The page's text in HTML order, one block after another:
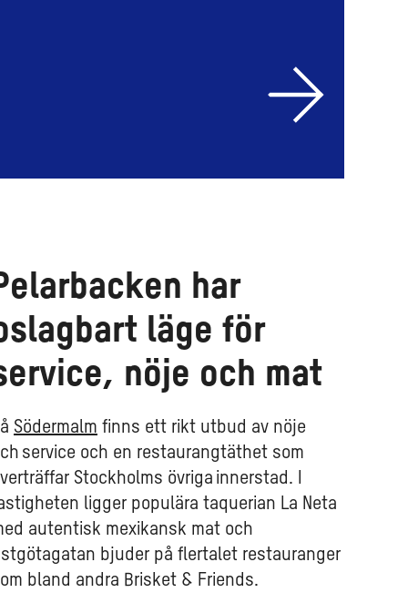
har
läge för
nöje och mat
Södermalm finns ett rikt utbud av nöje
service och en restaurangtäthet som
Stockholms övriga innerstad. I
ligger populära taquerian La Neta
autentisk mexikansk mat och
bjuder på flertalet restauranger
bland andra Brisket & Friends.